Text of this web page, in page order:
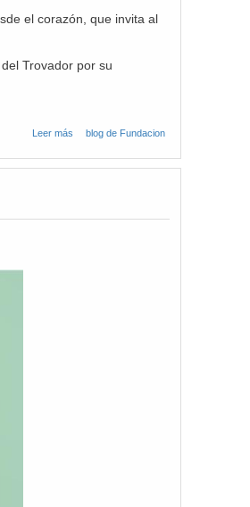
el corazón, que invita al
Trovador por su
Leer más sobre Día 23 de
blog de Fundacion